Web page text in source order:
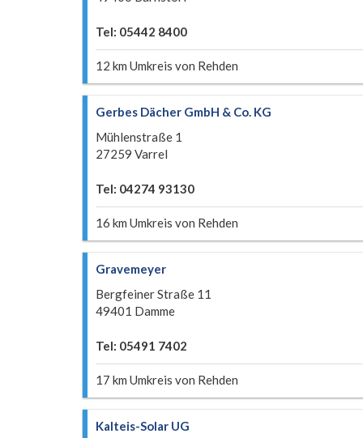
Tel: 05442 8400
12 km Umkreis von Rehden
Gerbes Dächer GmbH & Co. KG
Mühlenstraße 1
27259 Varrel
Tel: 04274 93130
16 km Umkreis von Rehden
Gravemeyer
Bergfeiner Straße 11
49401 Damme
Tel: 05491 7402
17 km Umkreis von Rehden
Kalteis-Solar UG